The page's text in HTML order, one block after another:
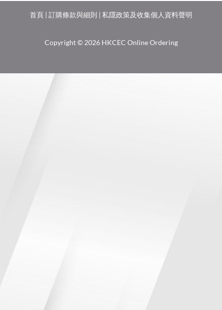
首頁 | 訂購條款與細則 | 私隱政策及收集個人資料聲明
Copyright © 2026 HKCEC Online Ordering